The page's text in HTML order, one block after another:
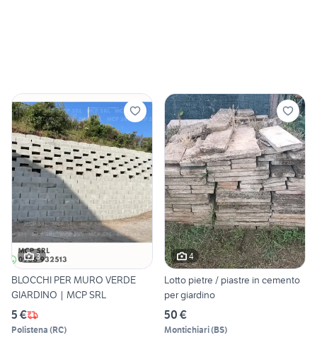
3
BLOCCHI PER MURO VERDE
GIARDINO | MCP SRL
5 €
Polistena (RC)
4
Lotto pietre / piastre in cemento
per giardino
50 €
Montichiari(BS)